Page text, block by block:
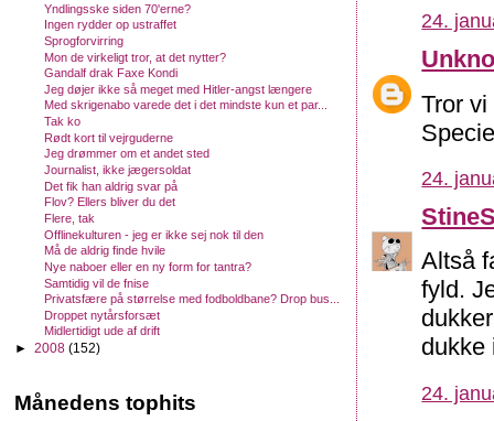
24.
Tror
24.
Altså
fyld.
dukke
24.
Yndlingsske siden 70'erne?
Ingen rydder op ustraffet
Sprogforvirring
Mon de virkeligt tror, at det nytter?
Gandalf drak Faxe Kondi
Jeg døjer ikke så meget med Hitler-angst længere
Med skrigenabo varede det i det mindste kun et par...
Tak ko
Rødt kort til vejrguderne
Jeg drømmer om et andet sted
Journalist, ikke jægersoldat
Det fik han aldrig svar på
Flov? Ellers bliver du det
Flere, tak
Offlinekulturen - jeg er ikke sej nok til den
Må de aldrig finde hvile
Nye naboer eller en ny form for tantra?
Samtidig vil de fnise
Privatsfære på størrelse med fodboldbane? Drop bus...
Droppet nytårsforsæt
Midlertidigt ude af drift
► 2008 (152)
Månedens tophits